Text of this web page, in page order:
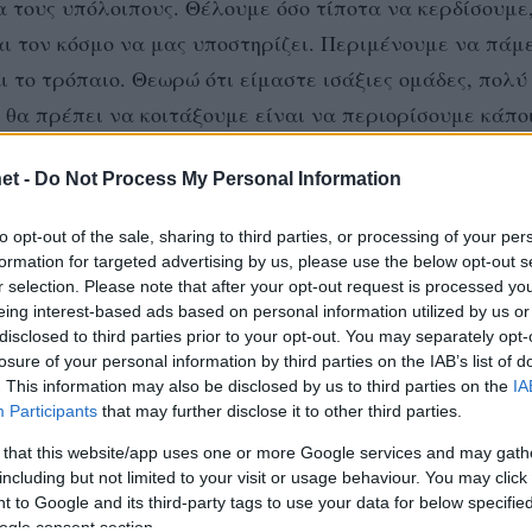
- Do Not Process My Personal Information
opt-out of the sale, sharing to third parties, or processing of your
for targeted advertising by us, please use the below opt-out
selection. Please note that after your opt-out request is processed
interest-based ads based on personal information utilized by us
to third parties prior to your opt-out. You may separately
of your personal information by third parties on the IAB’s list of
This information may also be disclosed by us to third parties on the
Participants that may further disclose it to other third parties.
that this website/app uses one or more Google services and may
but not limited to your visit or usage behaviour. You may
to Google and its third-party tags to use your data for below
consent section.
τους υπόλοιπους. Θέλουμε όσο τίποτα να
κόσμο να μας υποστηρίζει. Περιμένουμε να
τρόπαιο. Θεωρώ ότι είμαστε ισάξιες ομάδες, πολύ
πρέπει να κοιτάξουμε είναι να περιορίσουμε
σίγουροι και ψύχραιμοι στους τελευταίους
στον τελικό με νίκη με οποιοδήποτε
στο χρυσό σετ.
δήλωσε: «Το πρώτο ματς με τον Φοίνικα για
τη νίκη στο τέλος. Ο δρόμος για τον τελικό
να επανέλθουμε γρήγορα, να μείνουμε
έναν τίτλο».